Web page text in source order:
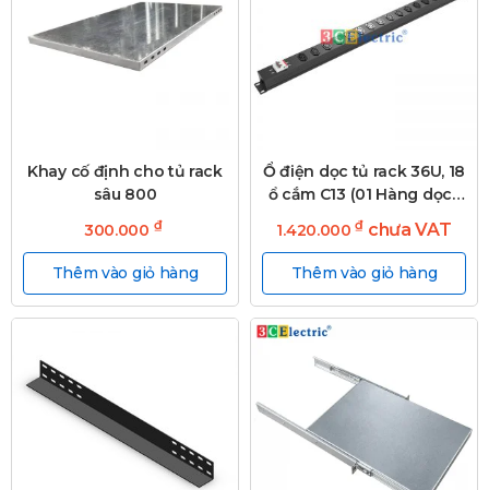
Khay cố định cho tủ rack
sâu 800
300.000 ₫
Thêm vào giỏ hàng
Ổ điện dọc tủ rack 36U, 18
ổ cắm C13 (01 Hàng dọc),
có MCB 2P 50A
1.420.000₫ chưa VAT
Thêm vào giỏ hàng